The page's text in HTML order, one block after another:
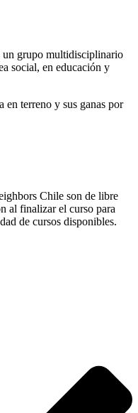
grupo multidisciplinario
social, en educación y
en terreno y sus ganas por
Chile son de libre
al finalizar el curso para
de cursos disponibles.